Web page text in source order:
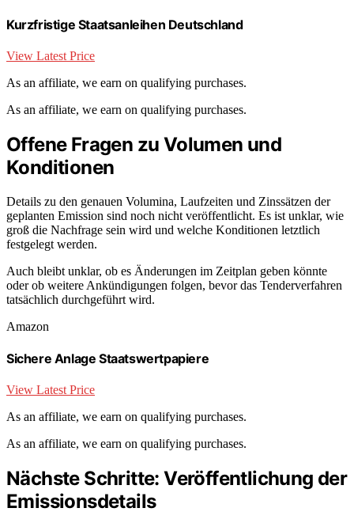
Kurzfristige Staatsanleihen Deutschland
View Latest Price
As an affiliate, we earn on qualifying purchases.
As an affiliate, we earn on qualifying purchases.
Offene Fragen zu Volumen und
Konditionen
Details zu den genauen Volumina, Laufzeiten und Zinssätzen der
geplanten Emission sind noch nicht veröffentlicht. Es ist unklar, wie
groß die Nachfrage sein wird und welche Konditionen letztlich
festgelegt werden.
Auch bleibt unklar, ob es Änderungen im Zeitplan geben könnte
oder ob weitere Ankündigungen folgen, bevor das Tenderverfahren
tatsächlich durchgeführt wird.
Amazon
Sichere Anlage Staatswertpapiere
View Latest Price
As an affiliate, we earn on qualifying purchases.
As an affiliate, we earn on qualifying purchases.
Nächste Schritte: Veröffentlichung der
Emissionsdetails